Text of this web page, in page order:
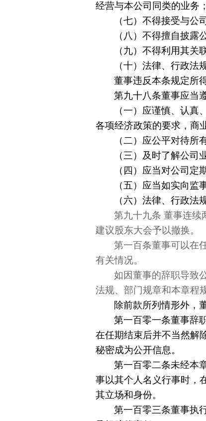
经营与本公司同类的业务；
（七）不得接受与公
（八）不得擅自披露
（九）不得利用其关
（十）法律、行政法
董事违反本条规定所
第九十八条董事应当
（一）应谨慎、认
各项经济政策的要求，商
（二）应公平对待所
（三）及时了解公司
（四）应当对公司定
（五）应当如实向监
（六）法律、行政法
第九十九条 董事连续
建议股东大会予以撤换。
第一百条董事可以在
有关情况。
如因董事的辞职导致
法规、部门规章和本章程
除前款所列情形外，
第一百零一条董事辞
在任期结束后并不当然解
秘密成为公开信息。
第一百零二条未经本
事以其个人名义行事时，
其立场和身份。
第一百零三条董事执